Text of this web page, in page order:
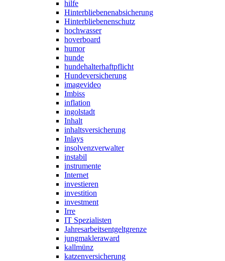
hilfe
Hinterbliebenenabsicherung
Hinterbliebenenschutz
hochwasser
hoverboard
humor
hunde
hundehalterhaftpflicht
Hundeversicherung
imagevideo
Imbiss
inflation
ingolstadt
Inhalt
inhaltsversicherung
Inlays
insolvenzverwalter
instabil
instrumente
Internet
investieren
investition
investment
Irre
IT Spezialisten
Jahresarbeitsentgeltgrenze
jungmakleraward
kallmünz
katzenversicherung